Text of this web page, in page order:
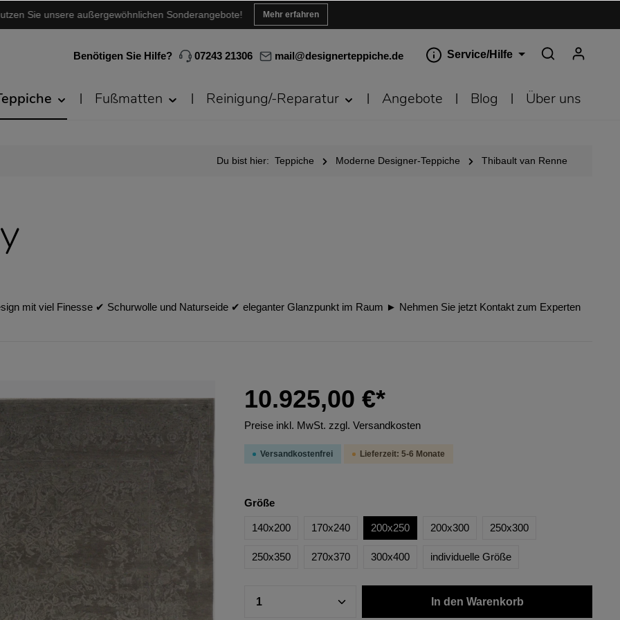
Sie unsere außergewöhnlichen Sonderangebote! Mehr erfahren
Benötigen Sie Hilfe? 07243 21306 mail@designerteppiche.de Service/Hilfe
Fußmatten Reinigung/-Reparatur Angebote Blog Über uns
Du bist hier: Teppiche Moderne Designer-Teppiche Thibault van Renne
mit viel Finesse ✔︎ Schurwolle und Naturseide ✔︎ eleganter Glanzpunkt im Raum ► Nehmen Sie jetzt Kontakt zum Experten
10.925,00 €*
Preise inkl. MwSt. zzgl. Versandkosten
Versandkostenfrei Lieferzeit: 5-6 Monate
Größe
140x200 170x240 200x250 200x300 250x300
250x350 270x370 300x400 individuelle Größe
In den Warenkorb